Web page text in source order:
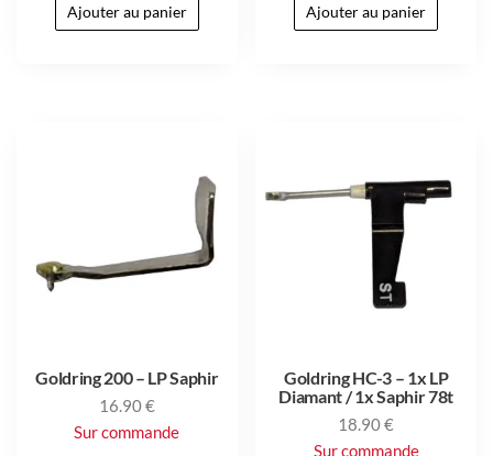
Ajouter au panier Ajouter au panier
Goldring 200 – LP Saphir
16.90€
Sur commande
Goldring HC-3 – 1x LP
Diamant / 1x Saphir 78t
18.90€
Sur commande